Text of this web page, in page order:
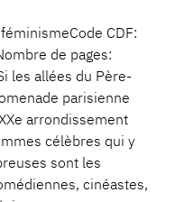
CDF:
de pages:
les allées du Père-
parisienne
arrondissement
célèbres qui y
sont les
cinéastes,